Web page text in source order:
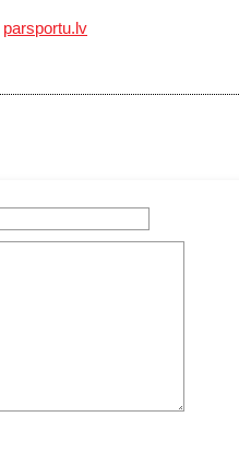
parsportu.lv